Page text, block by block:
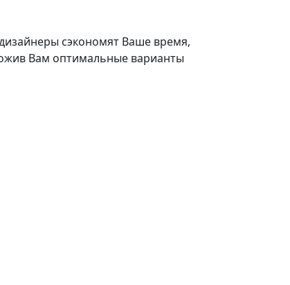
сэкономят Ваше время,
Вам оптимальные варианты